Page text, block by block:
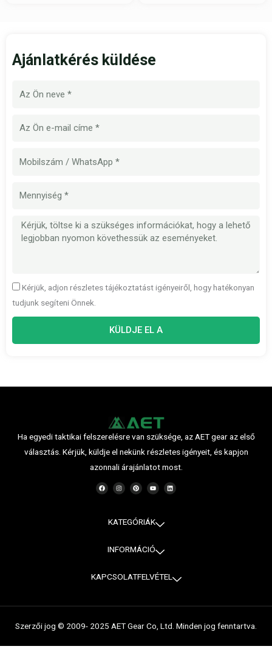
Ajánlatkérés küldése
Üzenet
Kérjük, adjon részletes tájékoztatást igényeiről, hogy hatékonyan
tudjunk segíteni Önnek.
KÜLDJE EL A
Ha egyedi taktikai felszerelésre van szüksége, az AET gear az első
választás. Kérjük, küldje el nekünk részletes igényeit, és kapjon
azonnali árajánlatot most.
F
a
c
I
n
s
r
a
P
i
n
e
s
Y
o
u
e
L
i
n
KATEGÓRIÁK
INFORMÁCIÓ
KAPCSOLATFELVÉTEL
Szerzői jog © 2009- 2025 AET Gear Co, Ltd. Minden jog fenntartva.